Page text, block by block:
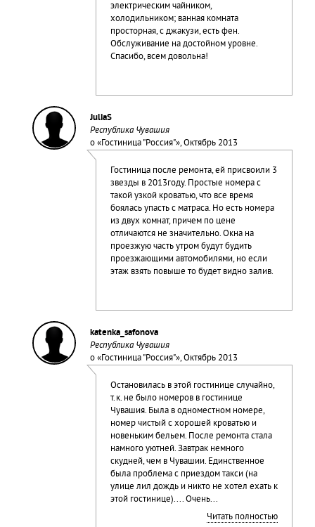
электрическим чайником,
холодильником; ванная комната
просторная, с джакузи, есть фен.
Обслуживание на достойном уровне.
Спасибо, всем довольна!
JuliaS
Республика Чувашия
о «Гостиница "Россия"», Октябрь 2013
Гостиница после ремонта, ей присвоили 3
звезды в 2013году. Простые номера с
такой узкой кроватью, что все время
боялась упасть с матраса. Но есть номера
из двух комнат, причем по цене
отличаются не значительно. Окна на
проезжую часть утром будут будить
проезжающими автомобилями, но если
этаж взять повыше то будет видно залив.
katenka_safonova
Республика Чувашия
о «Гостиница "Россия"», Октябрь 2013
Остановилась в этой гостинице случайно,
т.к. не было номеров в гостинице
Чувашия. Была в одноместном номере,
номер чистый с хорошей кроватью и
новеньким бельем. После ремонта стала
намного уютней. Завтрак немного
скудней, чем в Чувашии. Единственное
была проблема с приездом такси (на
улице лил дождь и никто не хотел ехать к
этой гостинице).... Очень...
Читать полностью